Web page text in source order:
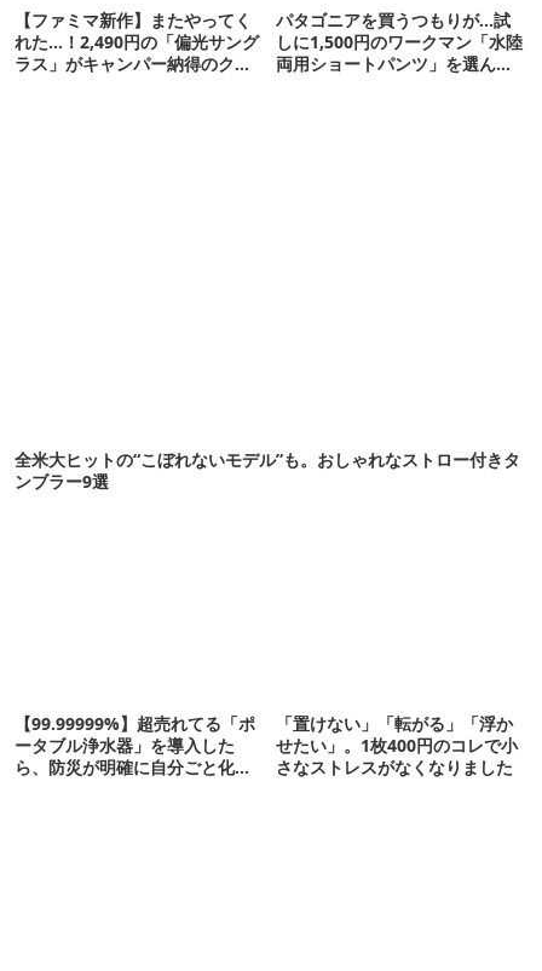
【ファミマ新作】またやってく
れた…！2,490円の「偏光サング
ラス」がキャンパー納得のクオ
パタゴニアを買うつもりが…試
しに1,500円のワークマン「水陸
両用ショートパンツ」を選んだ
全米大ヒットの“こぼれないモデル”も。おしゃれなストロー付きタ
ンブラー9選
【99.99999%】超売れてる「ポ
ータブル浄水器」を導入した
ら、防災が明確に自分ごと化し
「置けない」「転がる」「浮か
せたい」。1枚400円のコレで小
さなストレスがなくなりました